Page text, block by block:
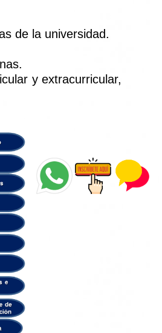
de la universidad.
y extracurricular,